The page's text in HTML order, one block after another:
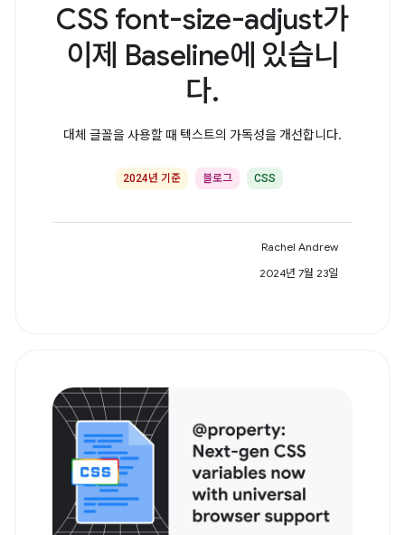
CSS font-size-adjust가
이제 Baseline에 있습니
다.
대체 글꼴을 사용할 때 텍스트의 가독성을 개선합니다.
2024년 기준 블로그 CSS
Rachel Andrew
2024년 7월 23일